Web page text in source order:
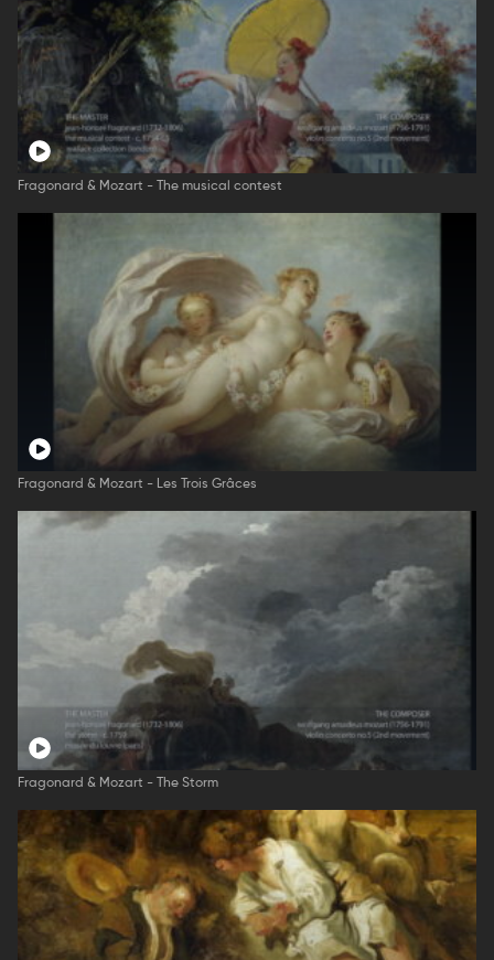
Fragonard & Mozart - The musical contest
Fragonard & Mozart - Les Trois Grâces
Fragonard & Mozart - The Storm